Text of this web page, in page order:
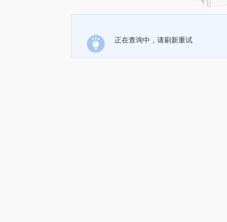
正在查询中，请刷新重试